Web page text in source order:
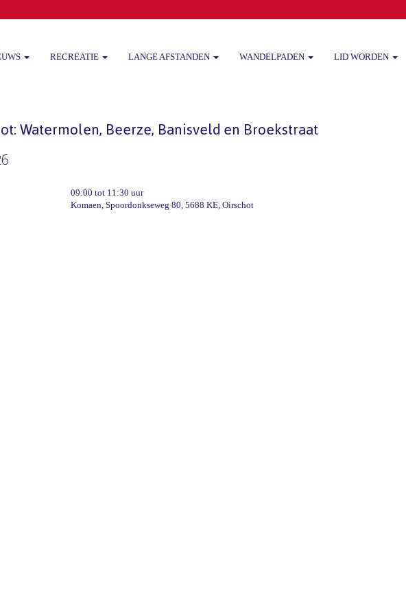
RECREATIE LANGE AFSTANDEN WANDELPADEN LID WORDEN
Watermolen, Beerze, Banisveld en Broekstraat
09:00 tot 11:30 uur
Komaen, Spoordonkseweg 80, 5688 KE, Oirschot